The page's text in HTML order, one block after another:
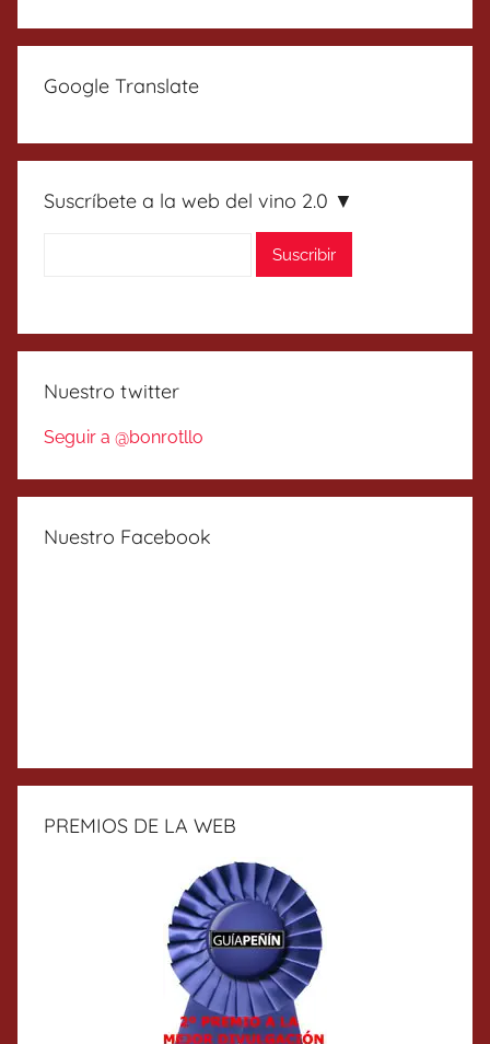
Google Translate
Suscríbete a la web del vino 2.0 ▼
Nuestro twitter
Seguir a @bonrotllo
Nuestro Facebook
PREMIOS DE LA WEB